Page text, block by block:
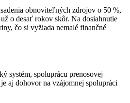
obnoviteľných zdrojov o 50 %,
o desať rokov skôr. Na dosiahnutie
čo si vyžiada nemalé finančné
systém, spoluprácu prenosovej
aj dohovor na vzájomnej spolupráci